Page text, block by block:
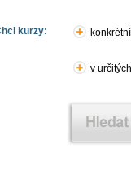
kurzy:
v